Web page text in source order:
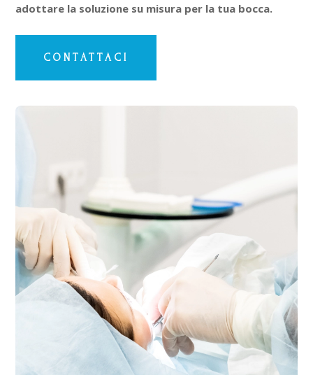
adottare la soluzione su misura per la tua bocca.
CONTATTACI